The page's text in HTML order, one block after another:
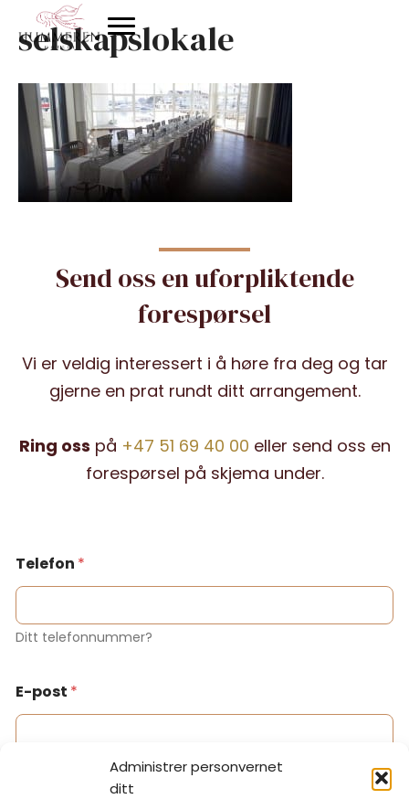
Administrer personvernet
ditt
selskapslokale
Send oss en uforpliktende
forespørsel
Vi er veldig interessert i å høre fra deg og tar
gjerne en prat rundt ditt arrangement.
Ring oss på +47 51 69 40 00 eller send oss en
forespørsel på skjema under.
Telefon *
Ditt telefonnummer?
E-post *
Din e-postadresse?